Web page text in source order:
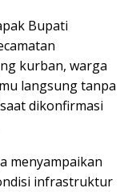
Bupati
kurban, warga
langsung tanpa
dikonfirmasi
menyampaikan
infrastruktur